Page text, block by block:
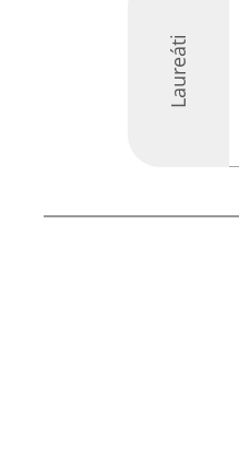
Laureáti